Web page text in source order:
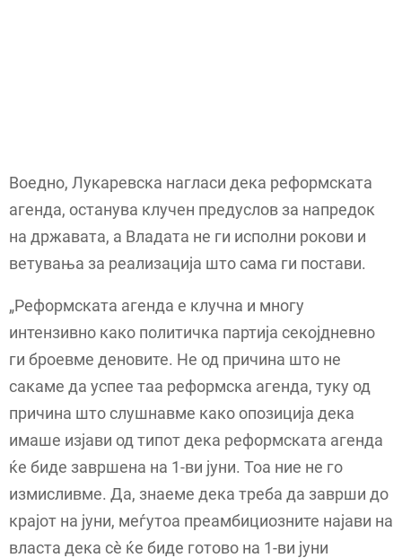
Воедно, Лукаревска нагласи дека реформската
агенда, останува клучен предуслов за напредок
на државата, а Владата не ги исполни рокови и
ветувања за реализација што сама ги постави.
„Реформската агенда е клучна и многу
интензивно како политичка партија секојдневно
ги броевме деновите. Не од причина што не
сакаме да успее таа реформска агенда, туку од
причина што слушнавме како опозиција дека
имаше изјави од типот дека реформската агенда
ќе биде завршена на 1-ви јуни. Тоа ние не го
измисливме. Да, знаеме дека треба да заврши до
крајот на јуни, меѓутоа преамбициозните најави на
власта дека сè ќе биде готово на 1-ви јуни